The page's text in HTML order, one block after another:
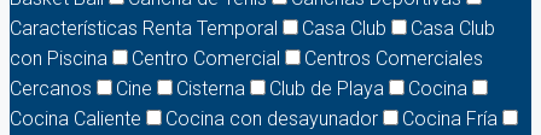
Características Renta Temporal
Casa Club
Casa Club
con Piscina
Centro Comercial
Centros Comerciales
Cercanos
Cine Cisterna Club de Playa
Cocina
Cocina Caliente
Cocina con desayunador
Cocina Fría